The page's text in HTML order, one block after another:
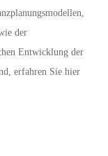
der
Entwicklung der
erfahren Sie hier